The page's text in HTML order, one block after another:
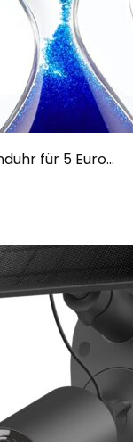
für 5 Euro...